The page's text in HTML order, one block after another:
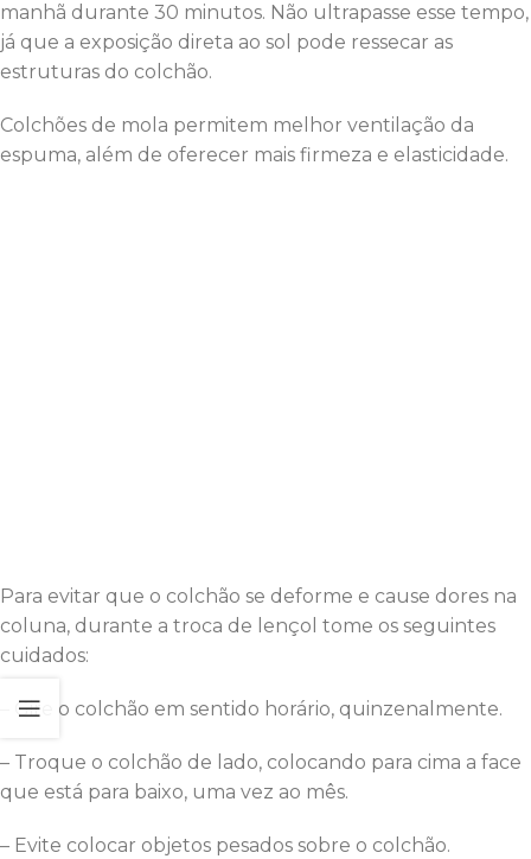
manhã durante 30 minutos. Não ultrapasse esse tempo,
já que a exposição direta ao sol pode ressecar as
estruturas do colchão.
Colchões de mola permitem melhor ventilação da
espuma, além de oferecer mais firmeza e elasticidade.
Para evitar que o colchão se deforme e cause dores na
coluna, durante a troca de lençol tome os seguintes
cuidados:
– Gire o colchão em sentido horário, quinzenalmente.
– Troque o colchão de lado, colocando para cima a face
que está para baixo, uma vez ao mês.
– Evite colocar objetos pesados sobre o colchão.